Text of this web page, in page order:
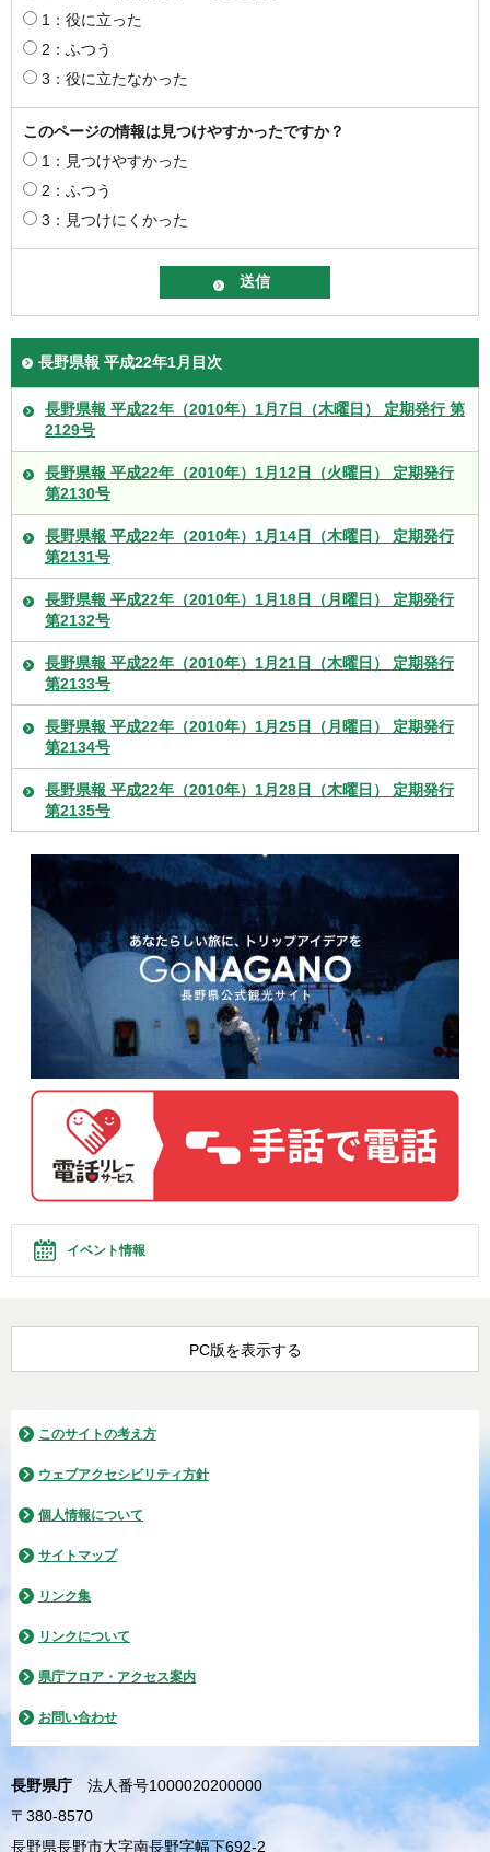
1：役に立った
2：ふつう
3：役に立たなかった
このページの情報は見つけやすかったですか？
1：見つけやすかった
2：ふつう
3：見つけにくかった
長野県報 平成22年1月目次
長野県報 平成22年（2010年）1月7日（木曜日） 定期発行 第
2129号
長野県報 平成22年（2010年）1月12日（火曜日） 定期発行
第2130号
長野県報 平成22年（2010年）1月14日（木曜日） 定期発行
第2131号
長野県報 平成22年（2010年）1月18日（月曜日） 定期発行
第2132号
長野県報 平成22年（2010年）1月21日（木曜日） 定期発行
第2133号
長野県報 平成22年（2010年）1月25日（月曜日） 定期発行
第2134号
長野県報 平成22年（2010年）1月28日（木曜日） 定期発行
第2135号
イベント情報
PC版を表示する
このサイトの考え方
ウェブアクセシビリティ方針
個人情報について
サイトマップ
リンク集
リンクについて
県庁フロア・アクセス案内
お問い合わせ
長野県庁
法人番号1000020200000
〒380-8570
長野県長野市大字南長野字幅下692-2